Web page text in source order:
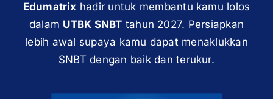
Edumatrix hadir untuk membantu kamu lolos
dalam UTBK SNBT tahun 2027. Persiapkan
lebih awal supaya kamu dapat menaklukkan
SNBT dengan baik dan terukur.